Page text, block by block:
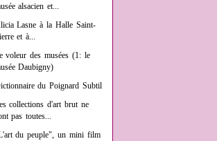
alsacien et...
Lasne à la Halle Saint-
et à...
voleur des musées (1: le
Daubigny)
du Poignard Subtil
collections d'art brut ne
pas toutes...
du peuple", un mini film